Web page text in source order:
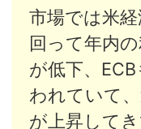
市場では米
回って年内
が低下、
われていて
が上昇して